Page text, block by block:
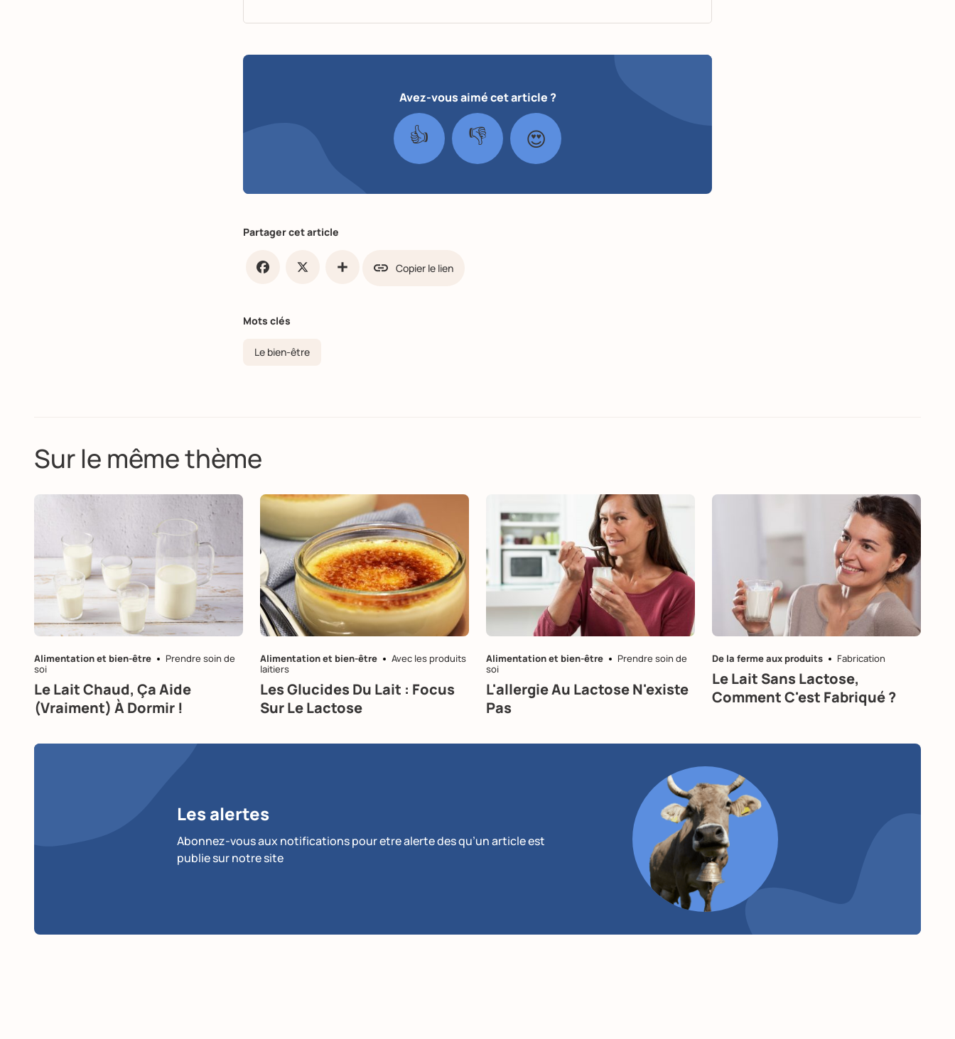
Avez-vous aimé cet article ?
👍 👎 😍
Partager cet article
Copier le lien
Mots clés
Le bien-être
Sur le même thème
Alimentation et bien-être
Prendre soin de
soi
Le Lait Chaud, Ça Aide
(vraiment) À Dormir !
Alimentation et bien-être
Avec les produits
laitiers
Les Glucides Du Lait : Focus
Sur Le Lactose
Alimentation et bien-être
Prendre soin de
soi
L'allergie Au Lactose N'existe
Pas
De la ferme aux produits Fabrication
Le Lait Sans Lactose,
Comment C'est Fabriqué ?
Les alertes
Abonnez-vous aux notifications pour etre alerte des qu’un article est
publie sur notre site